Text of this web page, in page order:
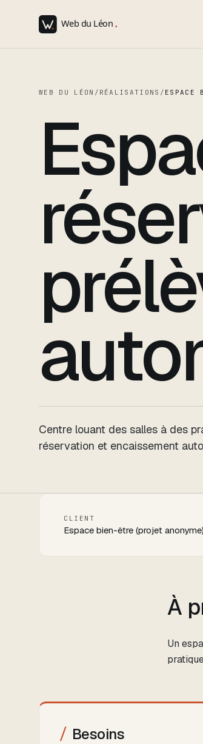
WEB DU LÉON / RÉALISATIONS / ESPACE
Centre louant des salles à des
réservation et encaissement
CLIENT
Espace bien-être (projet anonyme)
À
Un
Besoins